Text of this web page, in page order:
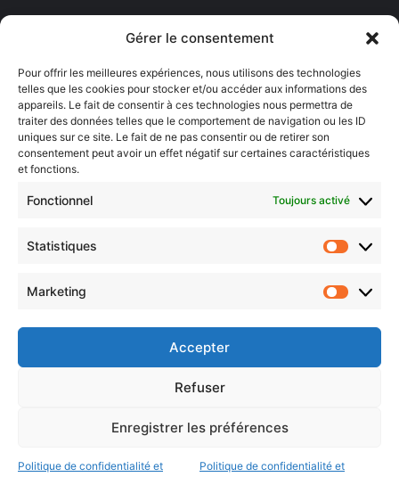
Gérer le consentement
Pour offrir les meilleures expériences, nous utilisons des technologies
telles que les cookies pour stocker et/ou accéder aux informations des
appareils. Le fait de consentir à ces technologies nous permettra de
traiter des données telles que le comportement de navigation ou les ID
uniques sur ce site. Le fait de ne pas consentir ou de retirer son
consentement peut avoir un effet négatif sur certaines caractéristiques
et fonctions.
Fonctionnel Toujours activé
Statistiques
Marketing
Accepter
Refuser
Enregistrer les préférences
Politique de confidentialité et Politique de confidentialité et
Choisissez : matin, soir ou hebdo ?
Les infos essentielles de la région à lire au moment où cela vous
arrange !
votre
Evénements